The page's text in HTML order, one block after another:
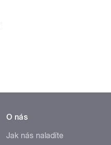
O nás
Jak nás naladíte